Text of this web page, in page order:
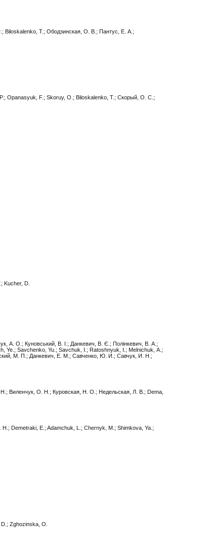
Biloskalenko, T.; Ободзинская, О. В.; Пантус, Е. А.;
Opanasyuk, F.; Skoruy, O.; Biloskalenko, T.; Скорый, О. С.;
Kucher, D.
А. О.; Куновський, В. І.; Данкевич, В. Є.; Полінкевич, В. А.;
Savchenko, Yu.; Savchuk, I.; Ratoshnyuk, I.; Melnichuk, А.;
М. П.; Данкевич, Е. М.; Савченко, Ю. И.; Савчук, И. Н.;
Виленчук, О. Н.; Куровская, Н. О.; Недельская, Л. В.; Dema,
Demetraki, E.; Adamchuk, L.; Chernyk, M.; Shimkova, Ya.;
Zghozinska, O.